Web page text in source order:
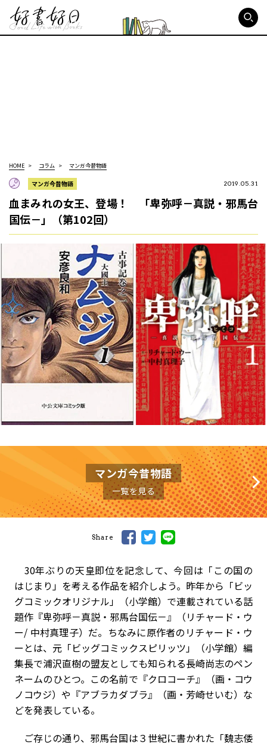
HOME コラム マンガ今昔物語
マンガ今昔物語 2019.05.31
血まみれの女王、登場！ 「卑弥呼－真説・邪馬台
国伝－」（第102回）
マンガ今昔物語
一覧を見る
Share
30年ぶりの天皇即位を記念して、今回は「この国の
はじまり」を考える作品を紹介しよう。昨年から「ビッ
グコミックオリジナル」（小学館）で連載されている話
題作『卑弥呼－真説・邪馬台国伝－』（リチャード・ウ
ー/ 中村真理子）だ。ちなみに原作者のリチャード・ウ
ーとは、元「ビッグコミックスピリッツ」（小学館）編
集長で浦沢直樹の盟友としても知られる長崎尚志のペン
ネームのひとつ。この名前で『クロコーチ』（画・コウ
ノコウジ）や『アブラカダブラ』（画・芳崎せいむ）な
どを発表している。
ご存じの通り、邪馬台国は３世紀に書かれた「魏志倭